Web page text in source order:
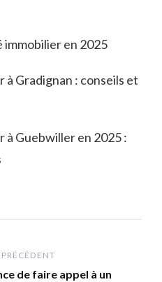
immobilier en 2025
à Gradignan : conseils et
à Guebwiller en 2025 :
de faire appel à un